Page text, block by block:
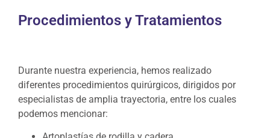
Procedimientos y Tratamientos
Durante nuestra experiencia, hemos realizado
diferentes procedimientos quirúrgicos, dirigidos por
especialistas de amplia trayectoria, entre los cuales
podemos mencionar: